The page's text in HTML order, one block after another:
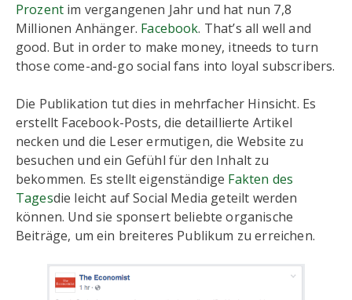
Prozent im vergangenen Jahr und hat nun 7,8
Millionen Anhänger. Facebook. That’s all well and
good. But in order to make money, itneeds to turn
those come-and-go social fans into loyal subscribers.
Die Publikation tut dies in mehrfacher Hinsicht. Es
erstellt Facebook-Posts, die detaillierte Artikel
necken und die Leser ermutigen, die Website zu
besuchen und ein Gefühl für den Inhalt zu
bekommen. Es stellt eigenständige Fakten des
Tagesdie leicht auf Social Media geteilt werden
können. Und sie sponsert beliebte organische
Beiträge, um ein breiteres Publikum zu erreichen.